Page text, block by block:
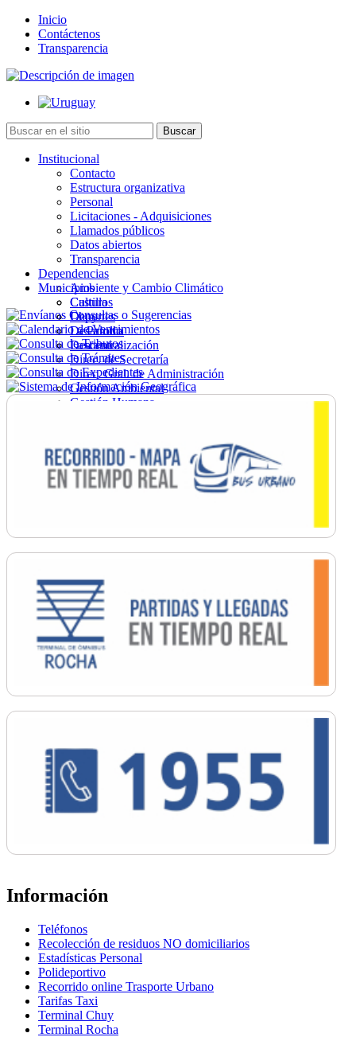
Inicio
Contáctenos
Transparencia
Institucional
Contacto
Estructura organizativa
Personal
Licitaciones - Adquisiciones
Llamados públicos
Datos abiertos
Transparencia
Dependencias
Ambiente y Cambio Climático
Cultura
Deportes
Desarrollo
Descentralización
Direc. de Secretaría
Direc. Gral. de Administración
Gestión Ambiental
Gestión Humana
Ordenamiento
Promoción Social
Salud
Secretaría General
Municipios
Castillos
Chuy
La Paloma
Lascano
Información
Teléfonos
Recolección de residuos NO domiciliarios
Estadísticas Personal
Polideportivo
Recorrido online Trasporte Urbano
Tarifas Taxi
Terminal Chuy
Terminal Rocha